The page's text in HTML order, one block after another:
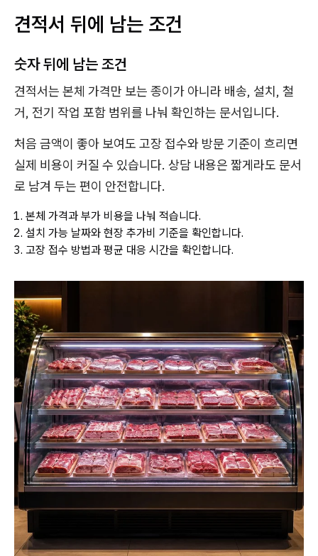
견적서 뒤에 남는 조건
숫자 뒤에 남는 조건
견적서는 본체 가격만 보는 종이가 아니라 배송, 설치, 철
거, 전기 작업 포함 범위를 나눠 확인하는 문서입니다.
처음 금액이 좋아 보여도 고장 접수와 방문 기준이 흐리면
실제 비용이 커질 수 있습니다. 상담 내용은 짧게라도 문서
로 남겨 두는 편이 안전합니다.
본체 가격과 부가 비용을 나눠 적습니다.
설치 가능 날짜와 현장 추가비 기준을 확인합니다.
고장 접수 방법과 평균 대응 시간을 확인합니다.